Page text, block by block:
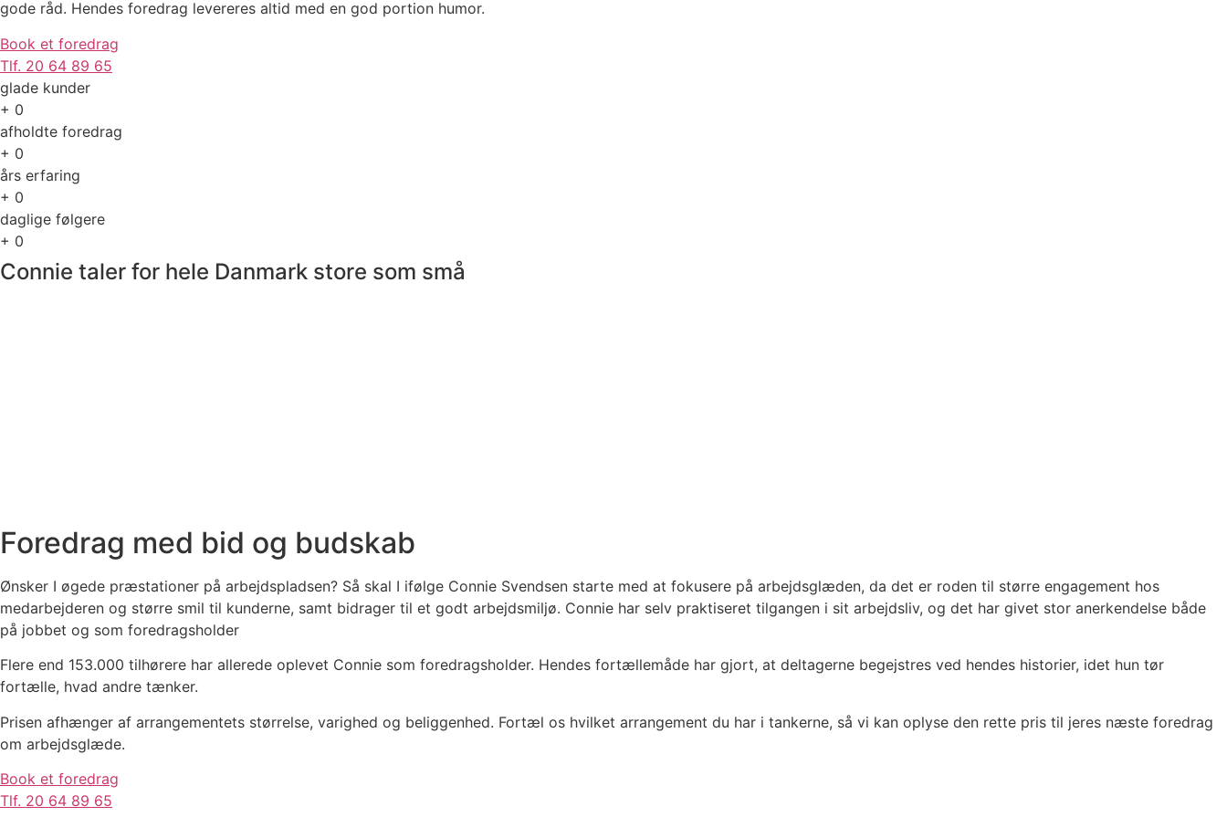
gode råd. Hendes foredrag levereres altid med en god portion humor.
Book et foredrag
Tlf. 20 64 89 65
glade kunder
+ 0
afholdte foredrag
+ 0
års erfaring
+ 0
daglige følgere
+ 0
Connie taler for hele Danmark store som små
Foredrag med bid og budskab
Ønsker I øgede præstationer på arbejdspladsen? Så skal I ifølge Connie Svendsen starte med at fokusere på arbejdsglæden, da det er roden til større engagement hos
medarbejderen og større smil til kunderne, samt bidrager til et godt arbejdsmiljø. Connie har selv praktiseret tilgangen i sit arbejdsliv, og det har givet stor anerkendelse både
på jobbet og som foredragsholder
Flere end 153.000 tilhørere har allerede oplevet Connie som foredragsholder. Hendes fortællemåde har gjort, at deltagerne begejstres ved hendes historier, idet hun tør
fortælle, hvad andre tænker.
Prisen afhænger af arrangementets størrelse, varighed og beliggenhed. Fortæl os hvilket arrangement du har i tankerne, så vi kan oplyse den rette pris til jeres næste foredrag
om arbejdsglæde.
Book et foredrag
Tlf. 20 64 89 65